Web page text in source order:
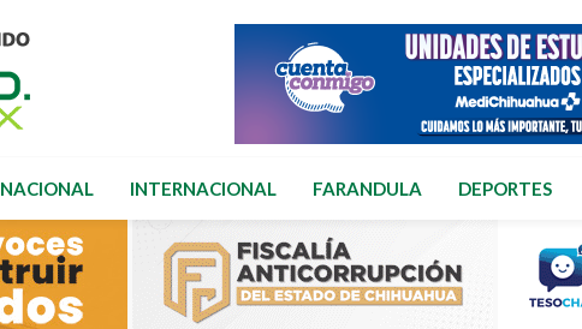
NACIONAL INTERNACIONAL FARANDULA DEPORTES